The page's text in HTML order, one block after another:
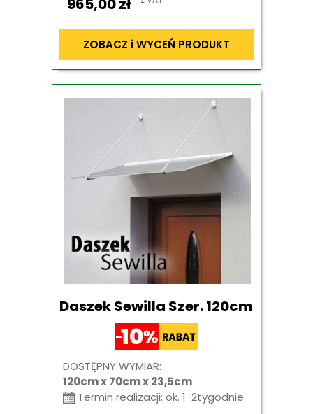
965,00zł
ZOBACZ i WYCEŃ PRODUKT
Daszek Sewilla Szer. 120cm
DOSTĘPNY WYMIAR:
120cm x 70cm x 23,5cm
Termin realizacji: ok. 1-2tygodnie